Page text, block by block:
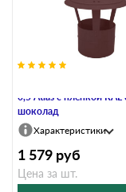
0,5 Atlas с пленкой RAL
шоколад
Характеристики
1 579 руб
Цена за шт.